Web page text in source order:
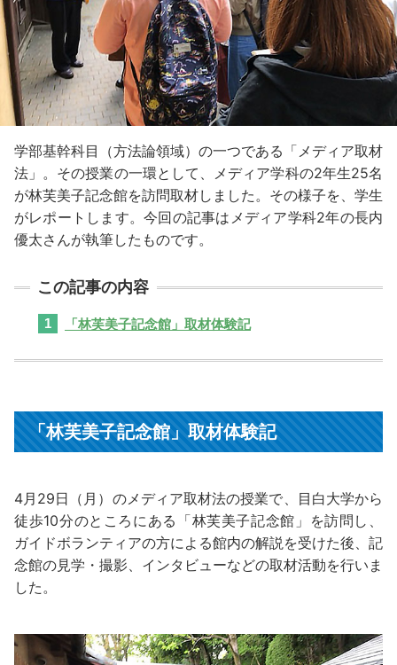
学部基幹科目（方法論領域）の一つである「メディア取材
法」。その授業の一環として、メディア学科の2年生25名
が林芙美子記念館を訪問取材しました。その様子を、学生
がレポートします。今回の記事はメディア学科2年の長内
優太さんが執筆したものです。
「林芙美子記念館」取材体験記
「林芙美子記念館」取材体験記
4月29日（月）のメディア取材法の授業で、目白大学から
徒歩10分のところにある「林芙美子記念館」を訪問し、
ガイドボランティアの方による館内の解説を受けた後、記
念館の見学・撮影、インタビューなどの取材活動を行いま
した。